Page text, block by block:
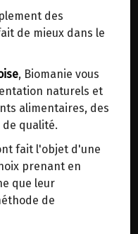
des
de mieux dans le
, Biomanie vous
naturels et
alimentaires, des
qualité.
fait l'objet d'une
prenant en
que leur
de
lieu
BPost
ou un
d’éviter des
vous
émissions de CO₂
au plus grand
il y a
chez vous.
un point